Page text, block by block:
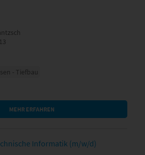
- Tiefbau
MEHR ERFAHREN
Informatik (m/w/d)